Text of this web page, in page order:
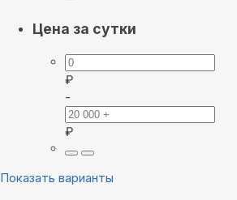
Цена за сутки
₽
-
₽
Показать варианты